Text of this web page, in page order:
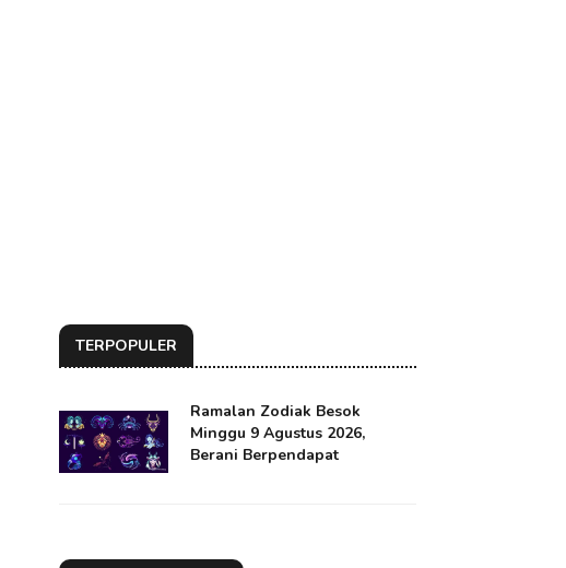
TERPOPULER
Ramalan Zodiak Besok
Minggu 9 Agustus 2026,
Berani Berpendapat